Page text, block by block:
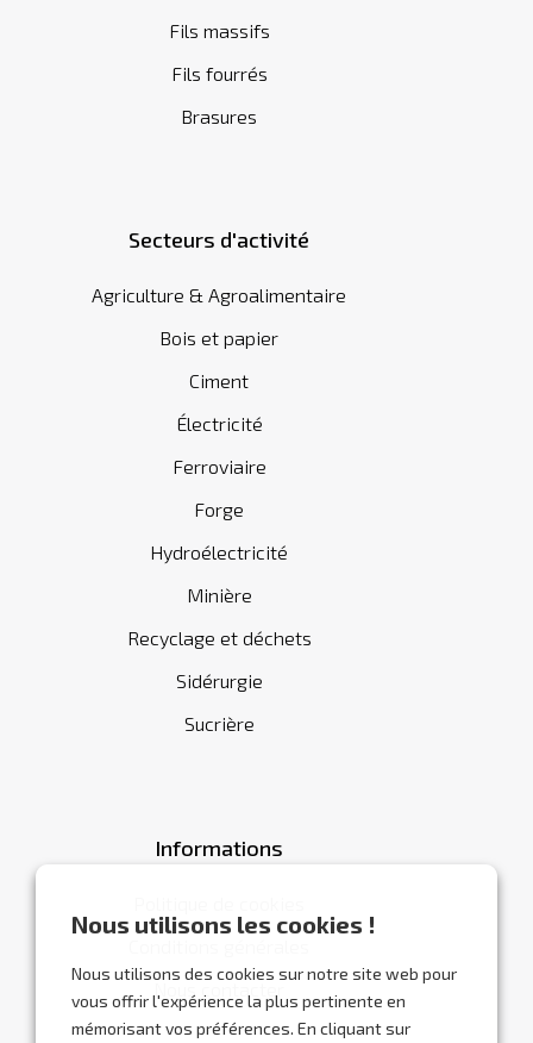
Nous utilisons les cookies !
Nous utilisons des cookies sur notre site web pour
vous offrir l'expérience la plus pertinente en
mémorisant vos préférences. En cliquant sur
Fils massifs
Fils fourrés
Brasures
Secteurs d'activité
Agriculture & Agroalimentaire
Bois et papier
Ciment
Électricité
Ferroviaire
Forge
Hydroélectricité
Minière
Recyclage et déchets
Sidérurgie
Sucrière
Informations
Nous contacter